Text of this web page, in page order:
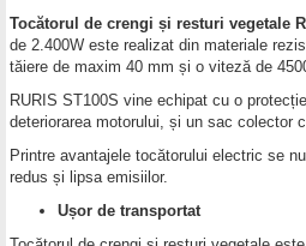
Tocătorul de crengi și resturi vegetale
de 2.400W este realizat din materiale
tăiere de maxim 40 mm și o viteză de
RURIS ST100S vine echipat cu o
deteriorarea motorului, și un sac colector
Printre avantajele tocătorului electric se
redus și lipsa emisiilor.
Ușor de transportat